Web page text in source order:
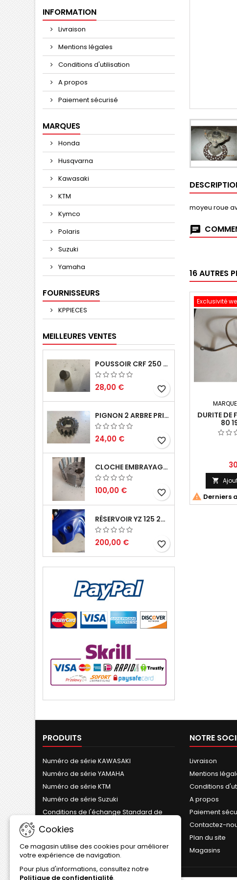
INFORMATION
Livraison
Mentions légales
Conditions d'utilisation
A propos
Paiement sécurisé
MARQUES
Honda
Husqvarna
Kawasaki
KTM
Kymco
Polaris
Suzuki
Yamaha
FOURNISSEURS
KPPIECES
MEILLEURES VENTES
POUSSOIR CRF 250 2005 2006
28,00 € favorite_border
PIGNON 2 ARBRE PRIMAIRE CR 250 1994
24,00 € favorite_border
CLOCHE EMBRAYAGE YZ 125 1994 2004
100,00 € favorite_border
RÉSERVOIR YZ 125 2002 2004
200,00 € favorite_border
moyeu roue
16 AUTRES
Exclusivité
DURITE DE
80

 Derniers
PRODUITS
Numéro de série KAWASAKI
Numéro de série YAMAHA
Numéro de série KTM
Numéro de série Suzuki
Conditions de l'échange Standard de
Cylindre
NOTRE
Livraison
Mentions
Conditions
A propos
Paiement
Contactez-
Plan du site
Magasins
Cookies
Ce magasin utilise des cookies pour améliorer
votre expérience de navigation.
Pour plus d'informations, consultez notre
Politique de confidentialité.